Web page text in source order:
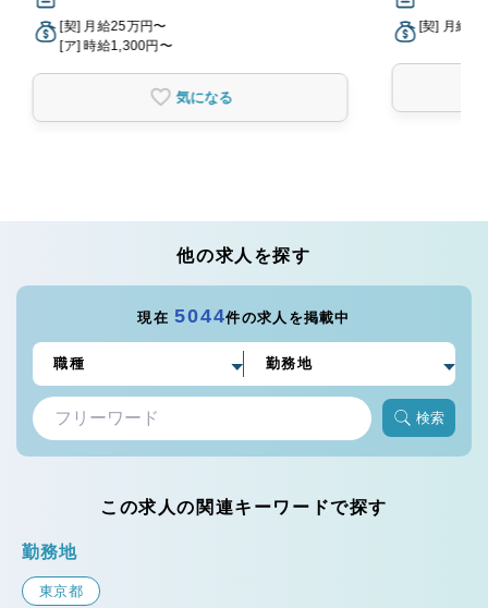
[契] 月給25万円〜
[ア] 時給1,300円〜
気になる
[契] 月給
他の求人を探す
現在5044件の求人を掲載中
検索
この求人の関連キーワードで探す
勤務地
東京都